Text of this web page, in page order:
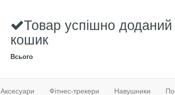
Товар успішно доданий
кошик
Всього
Аксесуари Фітнес-трекери Навушники